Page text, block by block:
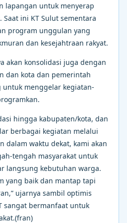
lapangan untuk menyerap
ini KT Sulut sementara
program unggulan yang
dan kesejahtraan rakyat.
akan konsolidasi juga dengan
dan kota dan pemerintah
menggelar kegiatan-
hingga kabupaten/kota, dan
berbagai kegiatan melalui
dalam waktu dekat, kami akan
tengah masyarakat untuk
langsung kebutuhan warga.
yang baik dan mantap tapi
ujarnya sambil optimis
sangat bermanfaat untuk